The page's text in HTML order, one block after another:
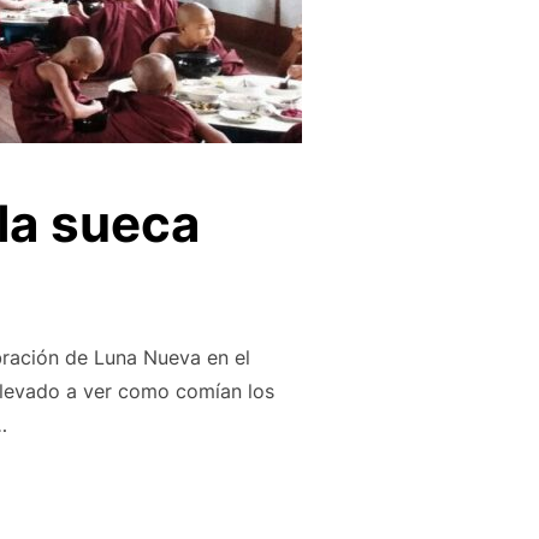
sueca
de Luna Nueva en el
a ver como comían los
HIZO LA SUECA»